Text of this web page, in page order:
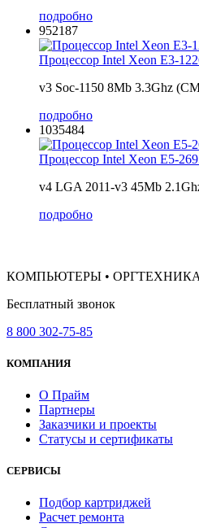
подробно
952187
Процессор Intel Xeon E3-
v3 Soc-1150 8Mb 3.3Ghz
подробно
1035484
Процессор Intel Xeon E5-
v4 LGA 2011-v3 45Mb
подробно
КОМПЬЮТЕРЫ • ОРГТЕХНИКА
Бесплатный звонок
8 800 302-75-85
КОМПАНИЯ
О Прайм
Партнеры
Заказчики и проекты
Статусы и сертификаты
СЕРВИСЫ
Подбор картриджей
Расчет ремонта